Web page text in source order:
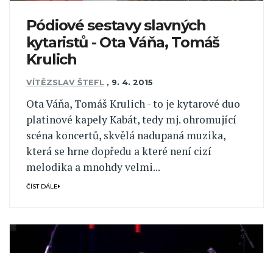
Pódiové sestavy slavných
kytaristů - Ota Váňa, Tomáš
Krulich
VÍTĚZSLAV ŠTEFL , 9. 4. 2015
Ota Váňa, Tomáš Krulich - to je kytarové duo
platinové kapely Kabát, tedy mj. ohromující
scéna koncertů, skvělá nadupaná muzika,
která se hrne dopředu a které není cizí
melodika a mnohdy velmi...
ČÍST DÁLE